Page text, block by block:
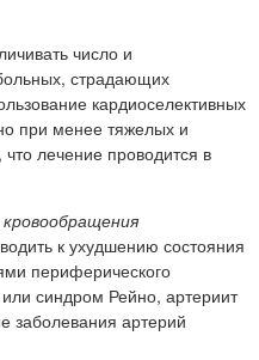
число и
страдающих
кардиоселективных
при менее тяжелых и
лечение проводится в
к ухудшению состояния
периферического
синдром Рейно, артериит
заболевания артерий